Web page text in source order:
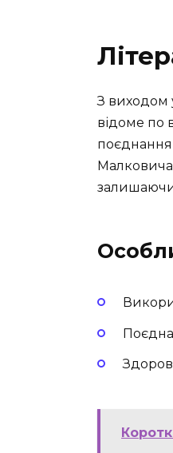
З виходом
відоме по
поєднання
Малковича
залишаючи